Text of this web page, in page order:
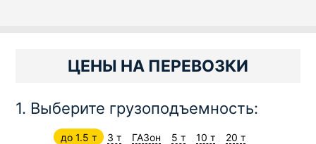
ЦЕНЫ НА ПЕРЕВОЗКИ
1. Выберите грузоподъемность:
до 1.5 т 3 т ГАЗон 5 т 10 т
20 т